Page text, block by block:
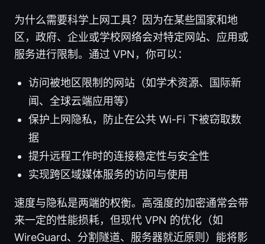
为什么需要科学上网工具？因为在某些国家和地
区，政府、企业或学校网络会对特定网站、应用或
服务进行限制。通过 VPN，你可以：
访问被地区限制的网站（如学术资源、国际新
闻、全球云端应用等）
保护上网隐私，防止在公共 Wi-Fi 下被窃取数
据
提升远程工作时的连接稳定性与安全性
实现跨区域媒体服务的访问与使用
速度与隐私是两端的权衡。高强度的加密通常会带
来一定的性能损耗，但现代 VPN 的优化（如
WireGuard、分割隧道、服务器就近原则）能将影